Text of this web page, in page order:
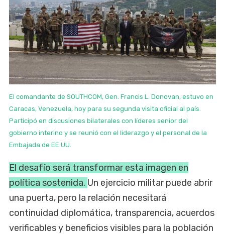
El comandante de SOUTHCOM, Gen. Francis L. Donovan, estuvo en
Caracas, Venezuela, hoy para su segunda visita oficial al país.
Participó en discusiones bilaterales con líderes senior del
gobierno interino y se reunió con el liderazgo y el personal de la
Embajada de EE.UU.
El desafío será transformar esta imagen en
política sostenida. Un ejercicio militar puede abrir
una puerta, pero la relación necesitará
continuidad diplomática, transparencia, acuerdos
verificables y beneficios visibles para la población